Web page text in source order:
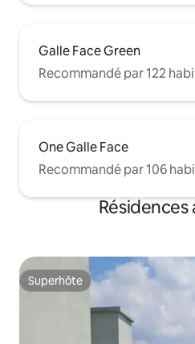
Galle Face Green
Recommandé par 122
One Galle Face
Recommandé par 106
Superhôte
Superhôte